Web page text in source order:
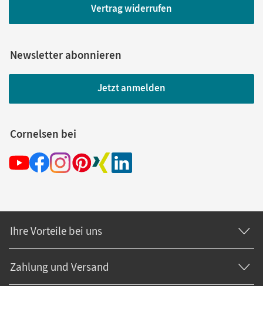
Vertrag widerrufen
Newsletter abonnieren
Jetzt anmelden
Cornelsen bei
Ihre Vorteile bei uns
Zahlung und Versand